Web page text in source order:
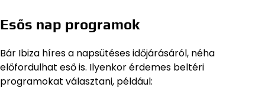
Esős nap programok
Bár Ibiza híres a napsütéses időjárásáról, néha
előfordulhat eső is. Ilyenkor érdemes beltéri
programokat választani, például: